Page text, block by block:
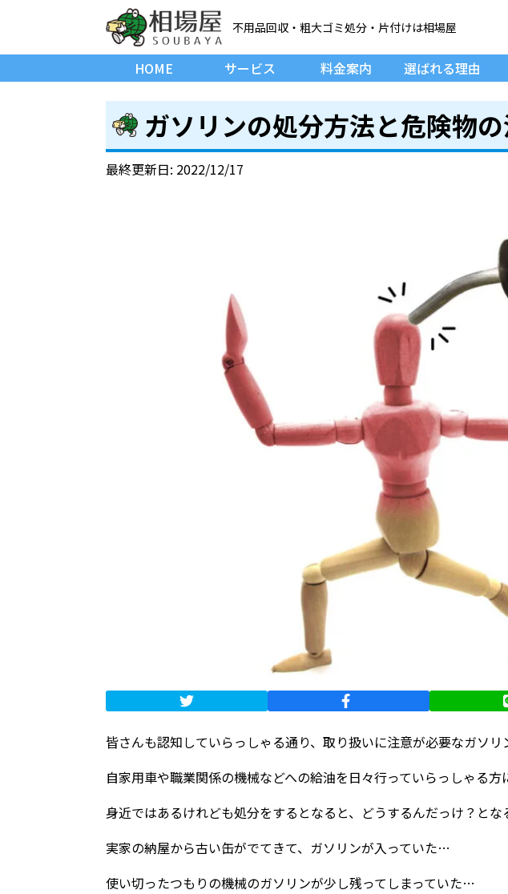
不用品回収・粗大ゴミ処分・片付けは相場屋
HOME サービス 料金案内 選ばれる理由
ガソリンの処分方法と危険物
最終更新日: 2022/12/17
皆さんも認知していらっしゃる通り、取り扱いに注意が必要なガソリ
自家用車や職業関係の機械などへの給油を日々行っていらっしゃる方
身近ではあるけれども処分をするとなると、どうするんだっけ？とな
実家の納屋から古い缶がでてきて、ガソリンが入っていた…
使い切ったつもりの機械のガソリンが少し残ってしまっていた…